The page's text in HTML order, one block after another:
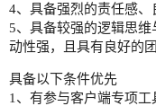
4、具备强烈的责任感、
5、具备较强的逻辑思
动性强，且具有良好的
具备以下条件优先
1、有参与客户端专项工